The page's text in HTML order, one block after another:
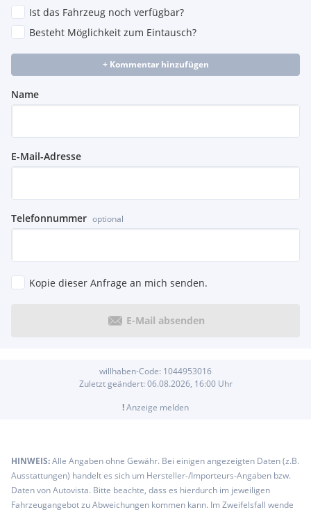
Ist das Fahrzeug noch verfügbar?
Besteht Möglichkeit zum Eintausch?
+ Kommentar hinzufügen
Name
E-Mail-Adresse
Telefonnummer optional
Kopie dieser Anfrage an mich senden.
E-Mail absenden
willhaben-Code: 1044953016
Zuletzt geändert: 06.08.2026, 16:00Uhr
!Anzeige melden
HINWEIS:Alle Angaben ohne Gewähr. Bei einigen angezeigten Daten (z.B.
Ausstattungen) handelt es sich um Hersteller-/Importeurs-Angaben bzw.
Daten von Autovista. Bitte beachte, dass es hierdurch im jeweiligen
Fahrzeugangebot zu Abweichungen kommen kann. Im Zweifelsfall wende